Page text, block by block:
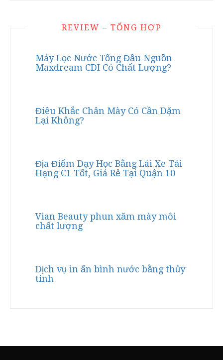
REVIEW – TỔNG HỢP
Máy Lọc Nước Tổng Đầu Nguồn
Maxdream CDI Có Chất Lượng?
Điêu Khắc Chân Mày Có Cần Dặm
Lại Không?
Địa Điểm Dạy Học Bằng Lái Xe Tải
Hạng C1 Tốt, Giá Rẻ Tại Quận 10
Vian Beauty phun xăm mày môi
chất lượng
Dịch vụ in ấn bình nước bằng thủy
tinh